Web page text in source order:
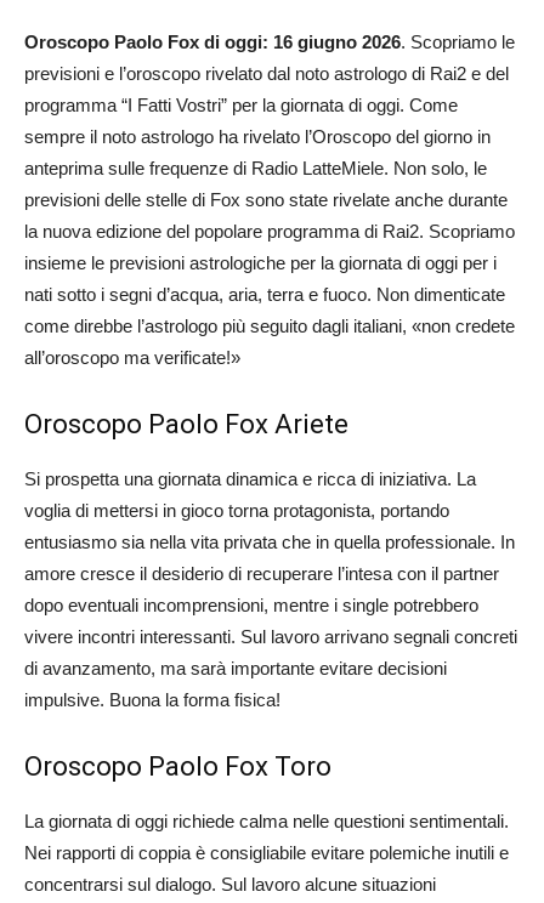
Oroscopo Paolo Fox di oggi: 16 giugno 2026. Scopriamo le
previsioni e l’oroscopo rivelato dal noto astrologo di Rai2 e del
programma “I Fatti Vostri” per la giornata di oggi. Come
sempre il noto astrologo ha rivelato l’Oroscopo del giorno in
anteprima sulle frequenze di Radio LatteMiele. Non solo, le
previsioni delle stelle di Fox sono state rivelate anche durante
la nuova edizione del popolare programma di Rai2. Scopriamo
insieme le previsioni astrologiche per la giornata di oggi per i
nati sotto i segni d’acqua, aria, terra e fuoco. Non dimenticate
come direbbe l’astrologo più seguito dagli italiani, «non credete
all’oroscopo ma verificate!»
Oroscopo Paolo Fox Ariete
Si prospetta una giornata dinamica e ricca di iniziativa. La
voglia di mettersi in gioco torna protagonista, portando
entusiasmo sia nella vita privata che in quella professionale. In
amore cresce il desiderio di recuperare l’intesa con il partner
dopo eventuali incomprensioni, mentre i single potrebbero
vivere incontri interessanti. Sul lavoro arrivano segnali concreti
di avanzamento, ma sarà importante evitare decisioni
impulsive. Buona la forma fisica!
Oroscopo Paolo Fox Toro
La giornata di oggi richiede calma nelle questioni sentimentali.
Nei rapporti di coppia è consigliabile evitare polemiche inutili e
concentrarsi sul dialogo. Sul lavoro alcune situazioni